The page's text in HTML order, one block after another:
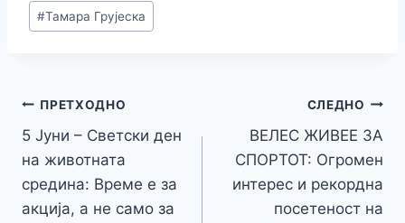
o
n
#Тамара Грујеска
Навигација
на
напис
ПРЕТХОДНО
5 Јуни – Светски ден
на животната
средина: Време е за
акција, а не само за
СЛЕДНО
ВЕЛЕС ЖИВЕЕ ЗА
СПОРТОТ: Огромен
интерес и рекордна
посетеност на